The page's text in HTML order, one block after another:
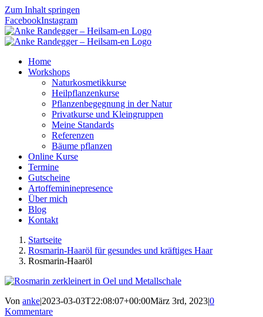
Zum Inhalt springen
FacebookInstagram
Home
Workshops
Naturkosmetikkurse
Heilpflanzenkurse
Pflanzenbegegnung in der Natur
Privatkurse und Kleingruppen
Meine Standards
Referenzen
Bäume pflanzen
Online Kurse
Termine
Gutscheine
Artoffemininepresence
Über mich
Blog
Kontakt
Startseite
Rosmarin-Haaröl für gesundes und kräftiges Haar
Rosmarin-Haaröl
Von anke|2023-03-03T22:08:07+00:00März 3rd, 2023|0
Kommentare